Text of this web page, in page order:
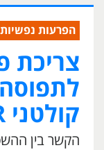
הפרעות נפשיות
צריכת
קולטני 5HT2AR במוח
הקשר בין